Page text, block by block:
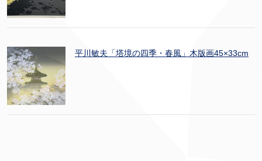
平川敏夫「塔境の四季・春風」木版画45×33cm